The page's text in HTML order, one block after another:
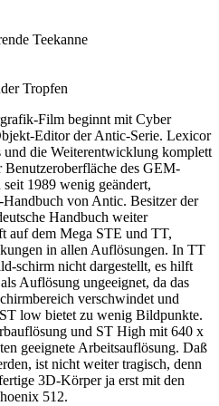
Teekanne
Tropfen
Film beginnt mit Cyber
Editor der Antic-Serie. Lexicor
und die Weiterentwicklung komplett
des GEM-
1989 wenig geändert,
von Antic. Besitzer der
Handbuch weiter
auf dem Mega STE und TT,
in allen Auflösungen. In TT
schirm nicht dargestellt, es hilft
Auflösung ungeeignet, da das
verschwindet und
low bietet zu wenig Bildpunkte.
und ST High mit 640 x
geeignete Arbeitsauflösung. Daß
ist nicht weiter tragisch, denn
3D-Körper ja erst mit den
512.